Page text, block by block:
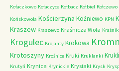
Kołaczkowo Kołaczyce Kołbacz Kołbiel Kołczewo
Końskowola Kościerzyna Koźniewo KPN
Kraszew Kraszewo Kraśnicza Wola Kraśnik
Krogulec Krojanty Krokowa
Krotoszyny Krośnice Kruki Kruklanki
Krutyń Krynica Krynickie Krysiaki Krysk